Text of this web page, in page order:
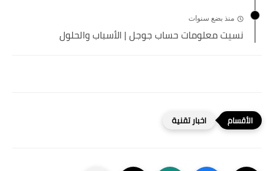
منذ بضع سنوات
نسيت معلومات حساب جوجل | الأسباب والحلول
اخبار تقنية